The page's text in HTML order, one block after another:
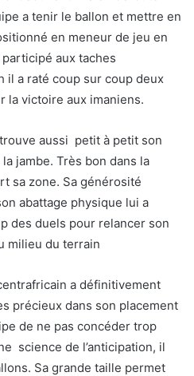
a tenir le ballon et mettre en
en meneur de jeu en
participé aux taches
il a raté coup sur coup deux
la victoire aux imaniens.
aussi petit à petit son
jambe. Très bon dans la
sa zone. Sa générosité
abattage physique lui a
des duels pour relancer son
milieu du terrain
a définitivement
précieux dans son placement
de ne pas concéder trop
science de l’anticipation, il
Sa grande taille permet